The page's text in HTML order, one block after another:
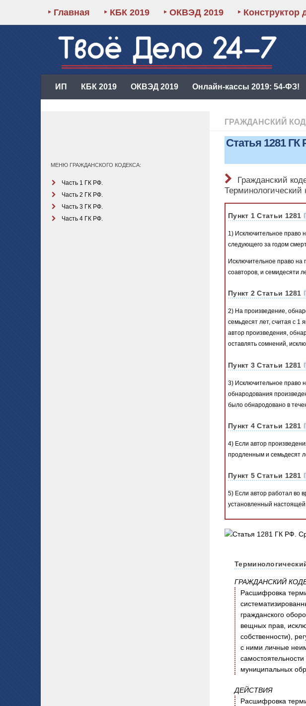
‣ Главная ‣ КБК 2019 ‣ ОКВЭД 2019 ‣ Конструктор
ИП КБК 2019 ОКВЭД 2019 Онлайн-кассы 2019: 54-ФЗ!
ГРАЖДАНСКИЙ
Статья 1281
Гражданский
Терминологический
Пункт 1 Статьи 1281
1) Исключительное право
следующего за годом
Исключительное право на
соавторов, и семидесяти
Пункт 2 Статьи 1281
2) На произведение,
семьдесят лет, считая с 1
автор произведения,
оставлять сомнений,
Пункт 3 Статьи 1281
3) Исключительное право
обнародования
было обнародовано в
Пункт 4 Статьи 1281
4) Если автор
продленным и семьдесят
Пункт 5 Статьи 1281
5) Если автор работал во
установленный настоящей
ГРАЖДАНСКИЙ
Расшифровка
гражданского
вещных прав,
собственности),
с ними личные
муниципальных
ДЕЙСТВИЯ
Расшифровка
МЕНЮ ГРАЖДАНСКОГО КОДЕКСА:
Часть 1 ГК РФ.
Часть 2 ГК РФ.
Часть 3 ГК РФ.
Часть 4 ГК РФ.